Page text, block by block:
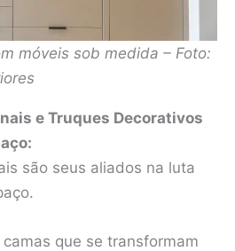
móveis sob medida – Foto:
e Truques Decorativos
são seus aliados na luta
que se transformam